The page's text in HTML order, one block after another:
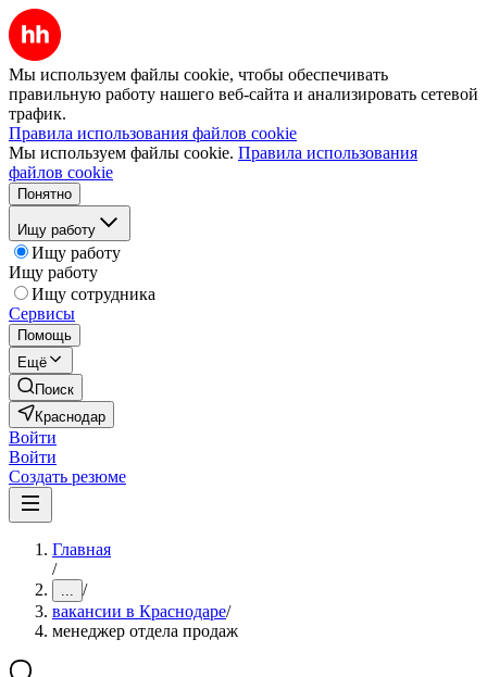
Мы используем файлы cookie, чтобы обеспечивать
правильную работу нашего веб-сайта и анализировать сетевой
трафик.
Правила использования файлов cookie
Мы используем файлы cookie. Правила использования
файлов cookie
Понятно
Ищу работу
Ищу работу
Ищу работу
Ищу сотрудника
Сервисы
Помощь
Ещё
Поиск
Краснодар
Войти
Войти
Создать резюме
Главная
/
... /
вакансии в Краснодаре/
менеджер отдела продаж